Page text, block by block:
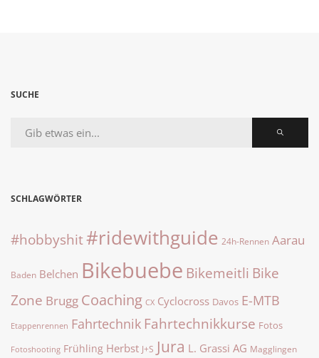
SUCHE
SCHLAGWÖRTER
#hobbyshit#ridewithguide 24h-Rennen Aarau
Baden Belchen Bikebuebe Bikemeitli Bike
Zone Brugg Coaching CX Cyclocross Davos E-MTB
Etappenrennen Fahrtechnik Fahrtechnikkurse Fotos
Fotoshooting Frühling Herbst J+S Jura L. Grassi AG Magglingen